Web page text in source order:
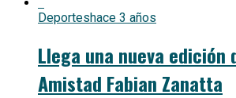
Deporteshace 3 años
Llega una nueva edición
Amistad Fabian Zanatta